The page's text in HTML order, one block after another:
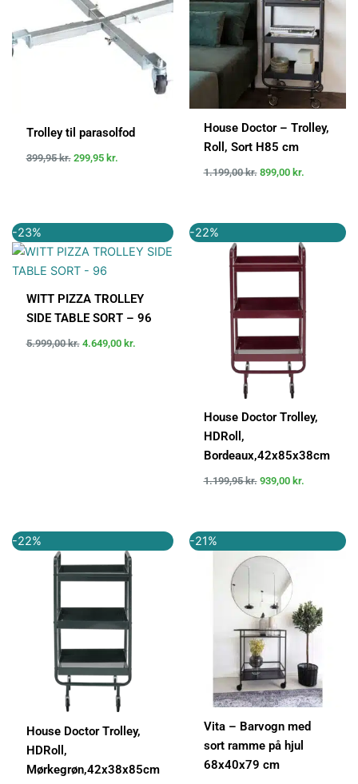
Trolley til parasolfod
399,95kr. 299,95 kr.
House Doctor – Trolley,
Roll, Sort H85 cm
1.199,00kr. 899,00 kr.
-23%
WITT PIZZA TROLLEY
SIDE TABLE SORT – 96
5.999,00kr.
oprindelige
pris
var:
4.649,00 kr.
aktuelle
pris
-22%
House Doctor Trolley,
HDRoll,
Bordeaux,42x85x38cm
1.199,95kr.
oprindelige
pris
var:
939,00 kr.
aktuelle
pris
er:
-22%
House Doctor Trolley,
HDRoll,
Mørkegrøn,42x38x85cm
oprindelige
pris
var:
aktuelle
pris
er:
-21%
Vita – Barvogn med
sort ramme på hjul
68x40x79 cm
oprindelige
pris
749,00 kr..
aktuelle